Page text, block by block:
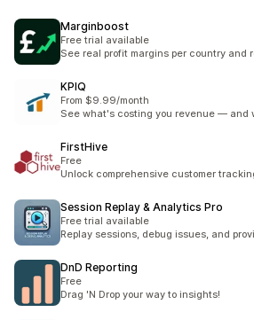
Marginboost
Free trial available
See real profit margins per country and
KPIQ
From $9.99/month
See what's costing you revenue — and
FirstHive
Free
Unlock comprehensive customer
Session Replay & Analytics Pro
Free trial available
Replay sessions, debug issues, and
DnD Reporting
Free
Drag 'N Drop your way to insights!